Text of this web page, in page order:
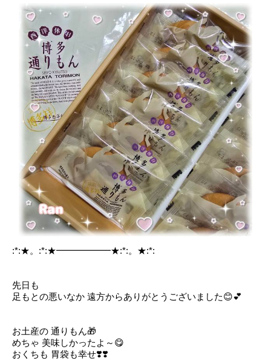
:*:★。:*:★━━━━━━★:*:。★:*:
先日も
足もとの悪いなか 遠方からありがとうございました😊‪💕︎︎
お土産の 通りもん🎁
めちゃ 美味しかったよ～😋
おくちも 胃袋も幸せ❣️❣️